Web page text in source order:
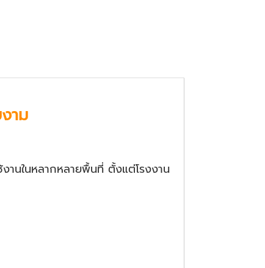
าม
านในหลากหลายพื้นที่ ตั้งแต่โรงงาน